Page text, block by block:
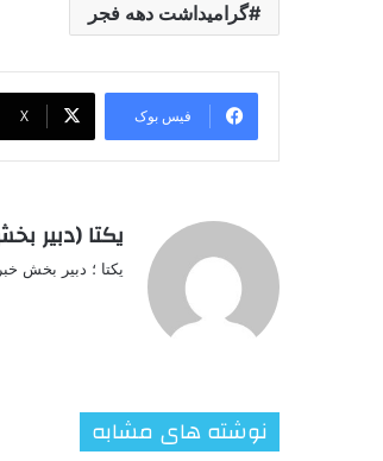
گرامیداشت دهه فجر
فیس بوک X
یکتا (دبیر
یکتا ؛ دبیر بخش
نوشته های مشابه